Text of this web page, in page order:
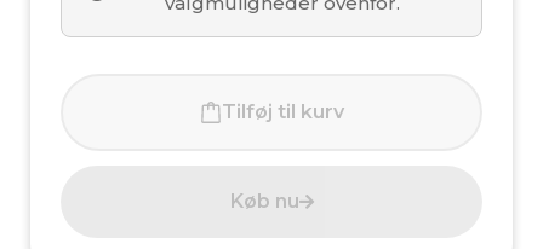
8. august 2026
4. person (seng)
5. person (luftmadras)
Tilføj til kurv
Køb nu